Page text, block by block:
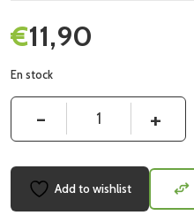
11,90
€
En stock
Add to wishlist